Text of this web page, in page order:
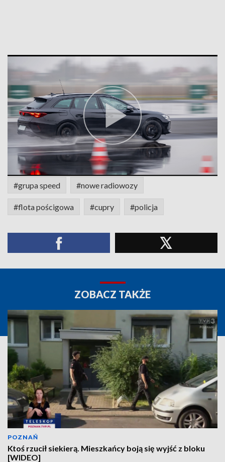
#grupa speed #nowe radiowozy
#flota pościgowa #cupry #policja
ZOBACZ TAKŻE
POZNAŃ
Ktoś rzucił siekierą. Mieszkańcy boją się wyjść z bloku
[WIDEO]